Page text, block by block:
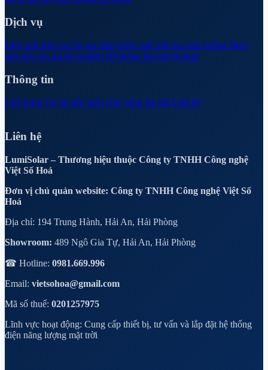
Dịch vụ
Điện mặt trời cho hộ gia đình Điện mặt trời cho nhà xưởng Điện
mặt trời cho doanh nghiệp Hệ thống lưu trữ Hybrid
Thông tin
Giới thiệu Dự án tiêu biểu Quy trình lắp đặt Liên hệ
Liên hệ
LumiSolar – Thương hiệu thuộc Công ty TNHH Công nghệ
Việt Số Hoá
Đơn vị chủ quản website: Công ty TNHH Công nghệ Việt Số
Hoá
Địa chỉ: 194 Trung Hành, Hải An, Hải Phòng
Showroom: 489 Ngô Gia Tự, Hải An, Hải Phòng
☎ Hotline: 0981.669.996
Email: vietsohoa@gmail.com
Mã số thuế: 0201257975
Lĩnh vực hoạt động: Cung cấp thiết bị, tư vấn và lắp đặt hệ thống
điện năng lượng mặt trời